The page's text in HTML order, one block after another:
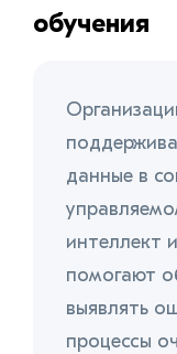
обучения
данные в
интеллект
помогают
выявлять
процессы